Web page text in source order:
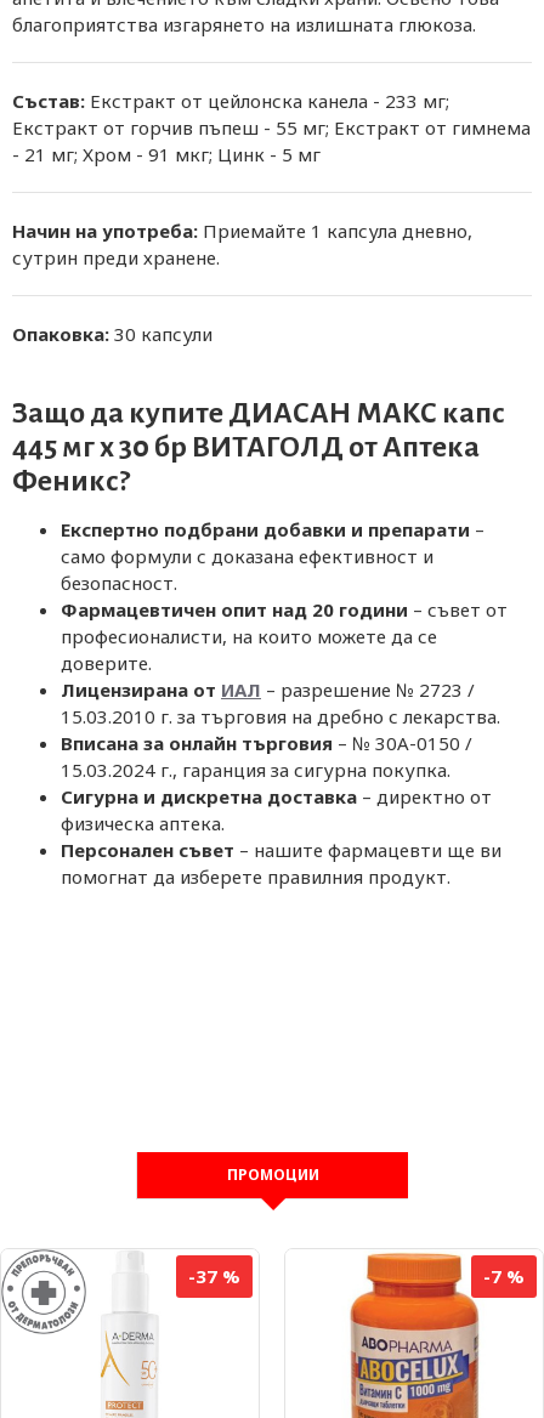
благоприятства изгарянето на излишната глюкоза.
Състав: Екстракт от цейлонска канела - 233 мг;
Екстракт от горчив пъпеш - 55 мг; Екстракт от гимнема
- 21 мг; Хром - 91 мкг; Цинк - 5 мг
Начин на употреба: Приемайте 1 капсула дневно,
сутрин преди хранене.
Опаковка: 30 капсули
Защо да купите ДИАСАН МАКС капс
445 мг х 30 бр ВИТАГОЛД отАптека
Феникс?
Експертно подбрани добавки и препарати –
само формули с доказана ефективност и
безопасност.
Фармацевтичен опит над 20 години – съвет от
професионалисти, на които можете да се
доверите.
Лицензирана от ИАЛ – разрешение № 2723 /
15.03.2010 г. за търговия на дребно с лекарства.
Вписана за онлайн търговия – № 30A-0150 /
15.03.2024 г., гаранция за сигурна покупка.
Сигурна и дискретна доставка – директно от
физическа аптека.
Персонален съвет – нашите фармацевти ще ви
помогнат да изберете правилния продукт.
ПРОМОЦИИ
-37 % -7 %